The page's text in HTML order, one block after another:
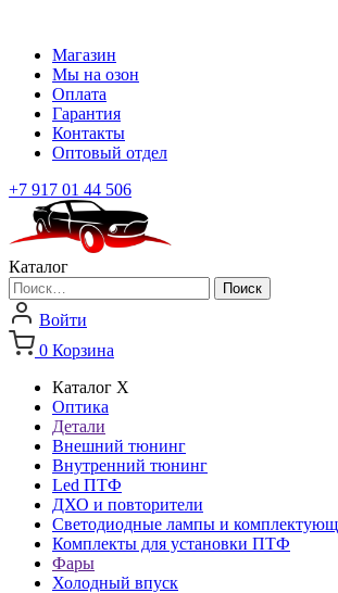
Магазин
Мы на озон
Оплата
Гарантия
Контакты
Оптовый отдел
+7 917 01 44 506
Каталог
Найти:
Войти
0 Корзина
Каталог X
Оптика
Детали
Внешний тюнинг
Внутренний тюнинг
Led ПТФ
ДХО и повторители
Светодиодные лампы и
Комплекты для установки ПТФ
Фары
Холодный впуск